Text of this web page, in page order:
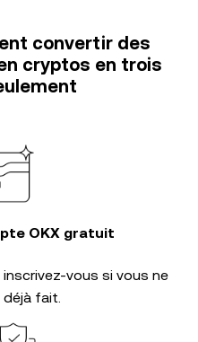
convertir des
cryptos en trois
OKX gratuit
inscrivez-vous si vous ne
déjà fait.